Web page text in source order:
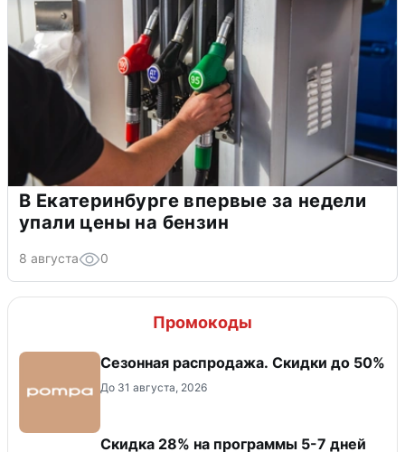
В Екатеринбурге впервые за недели
упали цены на бензин
8 августа 0
Промокоды
Сезонная распродажа. Скидки до 50%
До 31 августа, 2026
Скидка 28% на программы 5-7 дней